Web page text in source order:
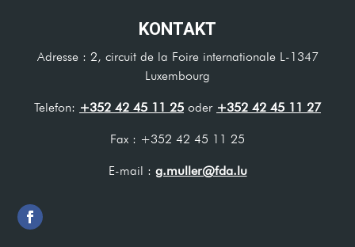
KONTAKT
Adresse : 2, circuit de la Foire internationale L-1347
Luxembourg
Telefon: +352 42 45 11 25 oder +352 42 45 11 27
Fax : +352 42 45 11 25
E-mail : g.muller@fda.lu